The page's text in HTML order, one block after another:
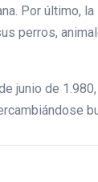
Por último,
perros,
junio de